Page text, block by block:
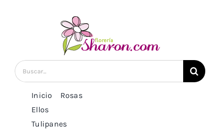
Buscar:
Inicio
Rosas
Ellos
Tulipanes